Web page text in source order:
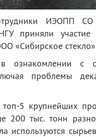
ИЭОПП СО
приняли
«Сибирское
ознакомлении с
проблемы
5 крупнейших
200 тыс. тонн
используются